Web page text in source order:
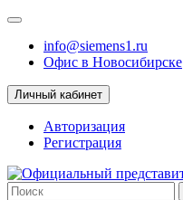
info@siemens1.ru
Офис в Новосибирске
Личный кабинет
Авторизация
Регистрация